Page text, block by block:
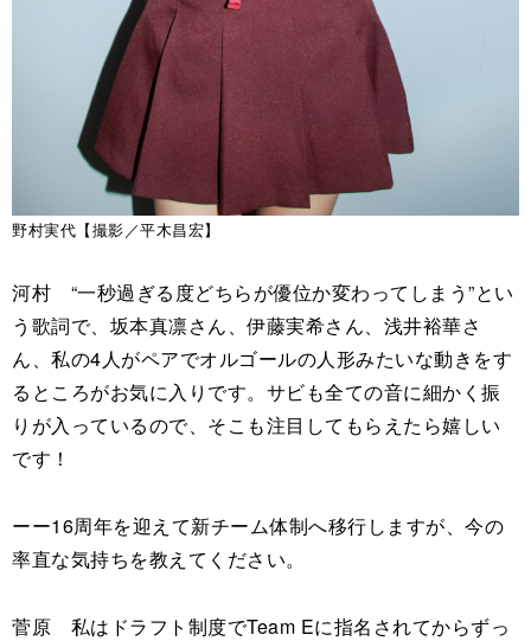
野村実代【撮影／平木昌宏】
河村 “一秒過ぎる度どちらが優位か変わってしまう”とい
う歌詞で、坂本真凛さん、伊藤実希さん、浅井裕華さ
ん、私の4人がペアでオルゴールの人形みたいな動きをす
るところがお気に入りです。サビも全ての音に細かく振
りが入っているので、そこも注目してもらえたら嬉しい
です！
ーー16周年を迎えて新チーム体制へ移行しますが、今の
率直な気持ちを教えてください。
菅原 私はドラフト制度でTeam Eに指名されてからずっ